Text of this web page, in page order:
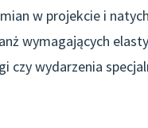
w projekcie i
wymagających
czy wydarzenia